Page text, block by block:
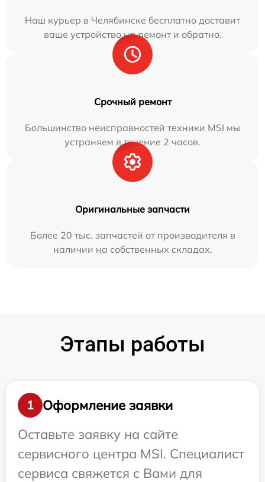
Наш курьер в Челябинске бесплатно доставит
ваше устройство на ремонт и обратно.
Срочный ремонт
Большинство неисправностей техники MSI мы
устраняем в течение 2 часов.
Оригинальные запчасти
Более 20 тыс. запчастей от производителя в
наличии на собственных складах.
Этапы работы
1
Оформление заявки
Оставьте заявку на сайте
сервисного центра MSI. Специалист
сервиса свяжется с Вами для